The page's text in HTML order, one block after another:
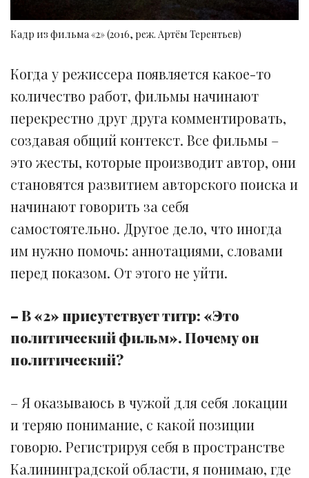
Кадр из фильма «2» (2016, реж. Артём Терентьев)
Когда у режиссера появляется какое-то
количество работ, фильмы начинают
перекрестно друг друга комментировать,
создавая общий контекст. Все фильмы –
это жесты, которые производит автор, они
становятся развитием авторского поиска и
начинают говорить за себя
самостоятельно. Другое дело, что иногда
им нужно помочь: аннотациями, словами
перед показом. От этого не уйти.
– В «2» присутствует титр: «Это
политический фильм». Почему он
политический?
– Я оказываюсь в чужой для себя локации
и теряю понимание, с какой позиции
говорю. Регистрируя себя в пространстве
Калининградской области, я понимаю, где